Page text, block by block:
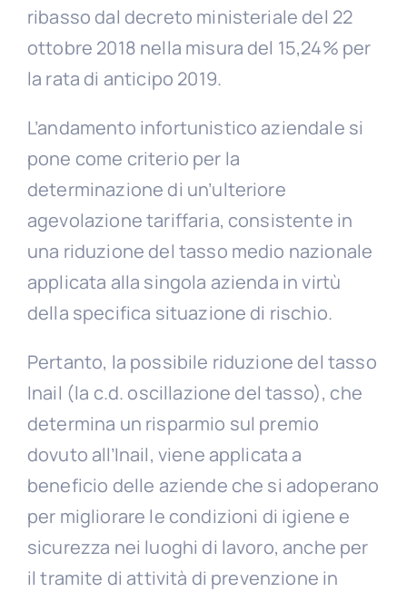
ribasso dal decreto ministeriale del 22
ottobre 2018 nella misura del 15,24% per
la rata di anticipo 2019.
L’andamento infortunistico aziendale si
pone come criterio per la
determinazione di un’ulteriore
agevolazione tariffaria, consistente in
una riduzione del tasso medio nazionale
applicata alla singola azienda in virtù
della specifica situazione di rischio.
Pertanto, la possibile riduzione del tasso
Inail (la c.d. oscillazione del tasso), che
determina un risparmio sul premio
dovuto all’Inail, viene applicata a
beneficio delle aziende che si adoperano
per migliorare le condizioni di igiene e
sicurezza nei luoghi di lavoro, anche per
il tramite di attività di prevenzione in